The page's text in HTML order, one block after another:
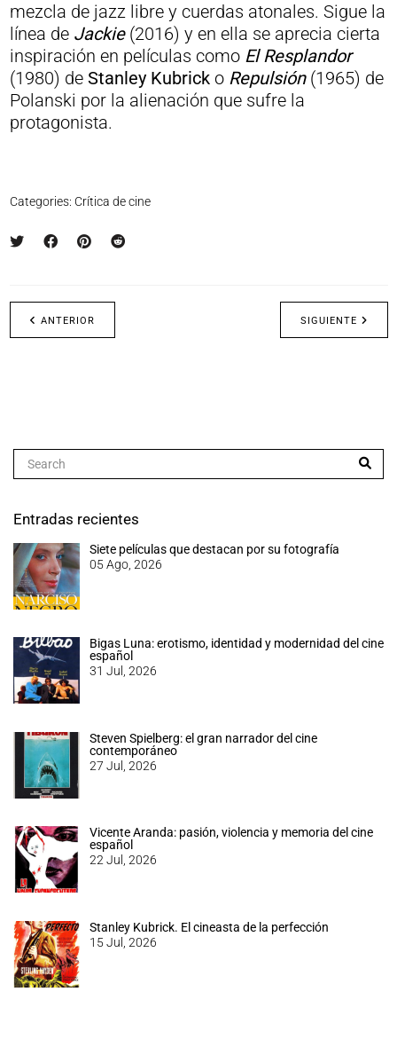
mezcla de jazz libre y cuerdas atonales. Sigue la
línea de Jackie(2016) y en ella se aprecia cierta
inspiración en películas como El Resplandor
(1980) de Stanley Kubrick o Repulsión(1965) de
Polanski por la alienación que sufre la
protagonista.
Categories: Crítica de cine
SIGUIENTE
ANTERIOR
Entradas recientes
Siete películas que destacan por su fotografía
05 Ago, 2026
Bigas Luna: erotismo, identidad y modernidad del cine
español
31 Jul, 2026
Steven Spielberg: el gran narrador del cine
contemporáneo
27 Jul, 2026
Vicente Aranda: pasión, violencia y memoria del cine
español
22 Jul, 2026
Stanley Kubrick. El cineasta de la perfección
15 Jul, 2026